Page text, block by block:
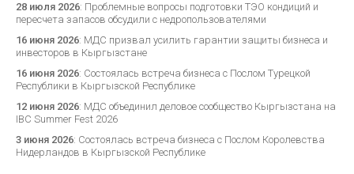
28 июля 2026: Проблемные вопросы подготовки ТЭО кондиций и
пересчета запасов обсудили с недропользователями
16 июня 2026: МДС призвал усилить гарантии защиты бизнеса и
инвесторов в Кыргызстане
16 июня 2026: Состоялась встреча бизнеса с Послом Турецкой
Республики в Кыргызской Республике
12 июня 2026: МДС объединил деловое сообщество Кыргызстана на
IBC Summer Fest 2026
3 июня 2026: Состоялась встреча бизнеса с Послом Королевства
Нидерландов в Кыргызской Республике